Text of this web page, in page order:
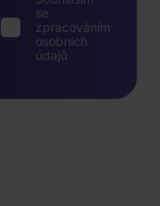
se
zpracováním
osobních
údajů